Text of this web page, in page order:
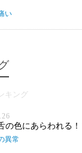
い
キング
の色にあらわれる！
異常